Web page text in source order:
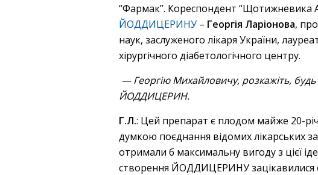
“Фармак”. Кореспондент “Щотижневика
ЙОДДИЦЕРИНУ – Георгія Ларіонова,
наук, заслуженого лікаря України,
хірургічного діабетологічного центру.
— Георгію Михайловичу, розкажіть, будь
ЙОДДИЦЕРИН.
Г.Л.: Цей препарат є плодом майже 20-
думкою поєднання відомих лікарських
отримали б максимальну вигоду з цієї
створення ЙОДДИЦЕРИНУ зацікавилися